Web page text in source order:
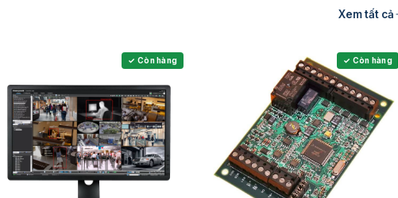
Xem tất cả
✓ Còn hàng ✓ Còn hàng